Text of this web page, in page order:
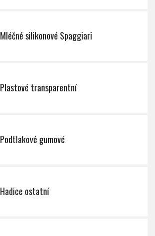
Mléčné silikonové Spaggiari
Plastové transparentní
Podtlakové gumové
Hadice ostatní